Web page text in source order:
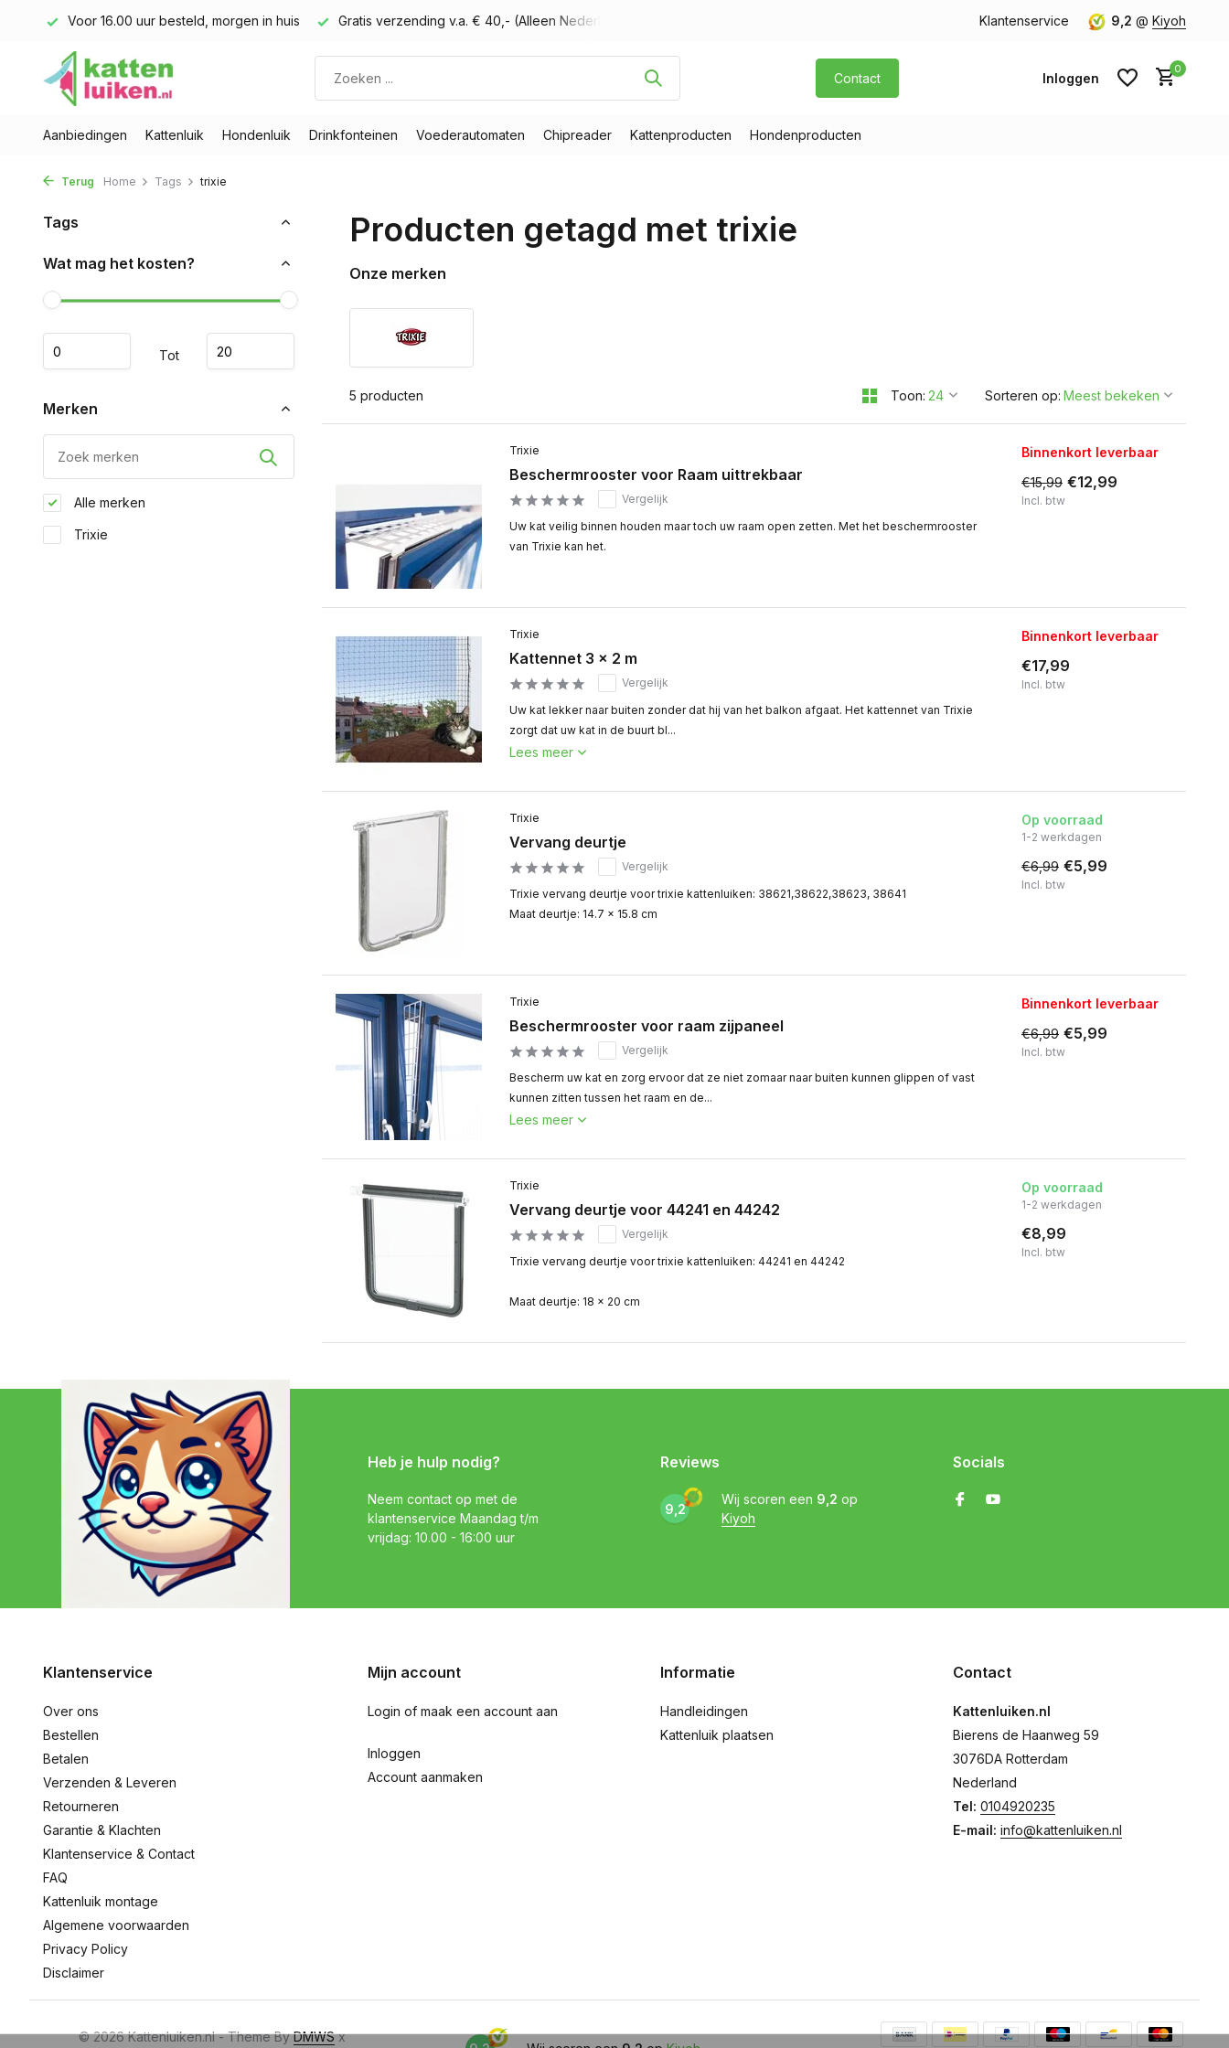
Voor 16.00 uur besteld, morgen in huis Gratis verzending v.a. € 40,- (Alleen Nederland) Gratis verzending v.a. € 40,- (Alleen Nederland)
Klantenservice 9,2 @ Kiyoh
Contact Inloggen
0
Aanbiedingen Kattenluik Hondenluik Drinkfonteinen Voederautomaten Chipreader Kattenproducten Hondenproducten
Terug Home Tags trixie
Tags
Wat mag het kosten?
Tot
Merken
Alle merken
Trixie
Producten getagd met trixie
Onze merken
5 producten Toon: Sorteren op:
Trixie
Beschermrooster voor Raam uittrekbaar
Vergelijk
Uw kat veilig binnen houden maar toch uw raam open zetten. Met het beschermrooster
van Trixie kan het.
Binnenkort leverbaar
€15,99 €12,99
Incl. btw
Trixie
Kattennet 3 x 2 m
Vergelijk
Uw kat lekker naar buiten zonder dat hij van het balkon afgaat. Het kattennet van Trixie
zorgt dat uw kat in de buurt bl...
Lees meer
Binnenkort leverbaar
€17,99
Incl. btw
Trixie
Vervang deurtje
Vergelijk
Trixie vervang deurtje voor trixie kattenluiken: 38621,38622,38623, 38641
Maat deurtje: 14.7 × 15.8 cm
Op voorraad
1-2 werkdagen
€6,99 €5,99
Incl. btw
Trixie
Beschermrooster voor raam zijpaneel
Vergelijk
Bescherm uw kat en zorg ervoor dat ze niet zomaar naar buiten kunnen glippen of vast
kunnen zitten tussen het raam en de...
Lees meer
Binnenkort leverbaar
€6,99 €5,99
Incl. btw
Trixie
Vervang deurtje voor 44241 en 44242
Vergelijk
Trixie vervang deurtje voor trixie kattenluiken: 44241 en 44242
Maat deurtje: 18 × 20 cm
Op voorraad
1-2 werkdagen
€8,99
Incl. btw
Heb je hulp nodig?
Neem contact op met de
klantenservice Maandag t/m
vrijdag: 10.00 - 16:00 uur
Reviews
9,2
Wij scoren een 9,2 op
Kiyoh
Socials
Klantenservice
Over ons
Bestellen
Betalen
Verzenden & Leveren
Retourneren
Garantie & Klachten
Klantenservice & Contact
FAQ
Kattenluik montage
Algemene voorwaarden
Privacy Policy
Disclaimer
Mijn account
Login of maak een account aan
Inloggen
Account aanmaken
Informatie
Handleidingen
Kattenluik plaatsen
Contact
Kattenluiken.nl
Bierens de Haanweg 59
3076DA Rotterdam
Nederland
Tel: 0104920235
E-mail: info@kattenluiken.nl
© 2026 Kattenluiken.nl - Theme ByDMWSx